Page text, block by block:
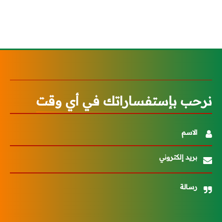
نرحب بإستفساراتك في أي وقت
الاسم
بريد إلكتروني
رسالة